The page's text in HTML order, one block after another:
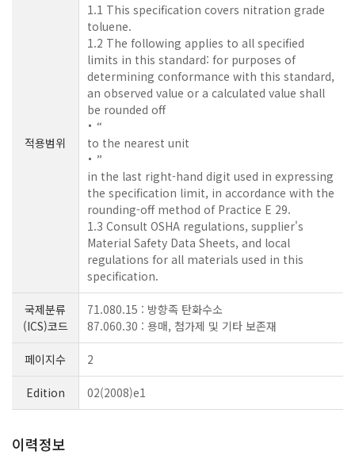
적용범위
1.1 This specification covers nitration grade
toluene.
1.2 The following applies to all specified
limits in this standard: for purposes of
determining conformance with this standard,
an observed value or a calculated value shall
be rounded off
“
to the nearest unit
”
in the last right-hand digit used in expressing
the specification limit, in accordance with the
rounding-off method of Practice E 29.
1.3 Consult OSHA regulations, supplier's
Material Safety Data Sheets, and local
regulations for all materials used in this
specification.
국제분류
(ICS)코드
71.080.15 : 방향족 탄화수소
87.060.30 : 용매, 첨가제 및 기타 보존재
페이지수 2
Edition 02(2008)e1
이력정보